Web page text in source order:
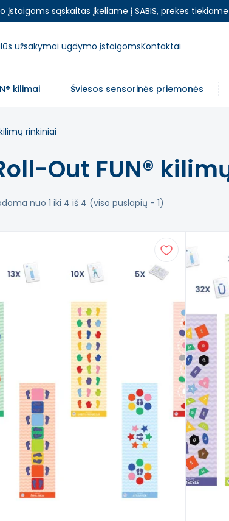
įstaigoms sąskaitas įkeliame į SABIS, prekes
užsakymai ugdymo įstaigomsKontaktai
kilimai Šviesos sensorinės priemonės
rinkiniai
Out FUN®
nuo 1 iki 4 iš 4 (viso puslapių - 1)